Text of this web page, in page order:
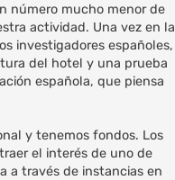
número mucho menor de
actividad. Una vez en la
investigadores españoles,
del hotel y una prueba
española, que piensa
y tenemos fondos. Los
el interés de uno de
a través de instancias en